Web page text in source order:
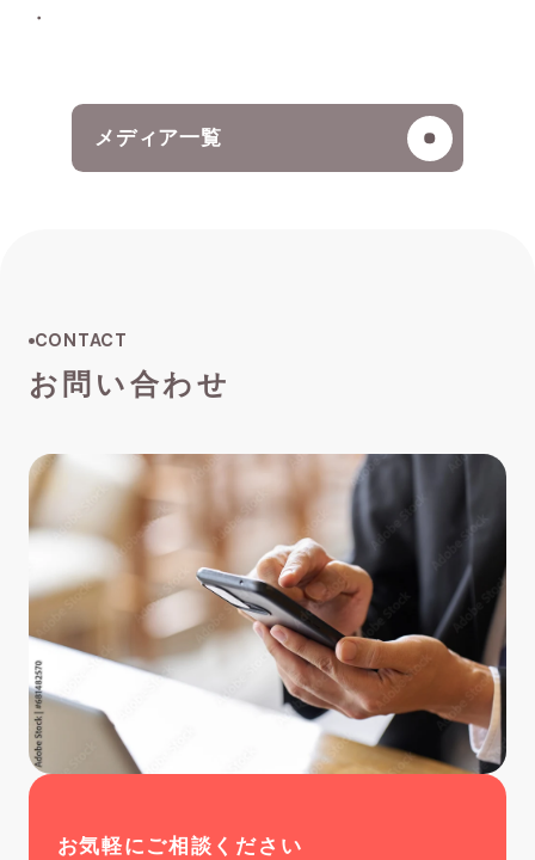
・
メディア一覧
CONTACT
お問い合わせ
お気軽にご相談ください